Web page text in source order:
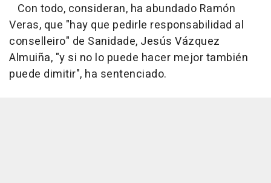
Con todo, consideran, ha abundado Ramón
Veras, que "hay que pedirle responsabilidad al
conselleiro" de Sanidade, Jesús Vázquez
Almuiña, "y si no lo puede hacer mejor también
puede dimitir", ha sentenciado.